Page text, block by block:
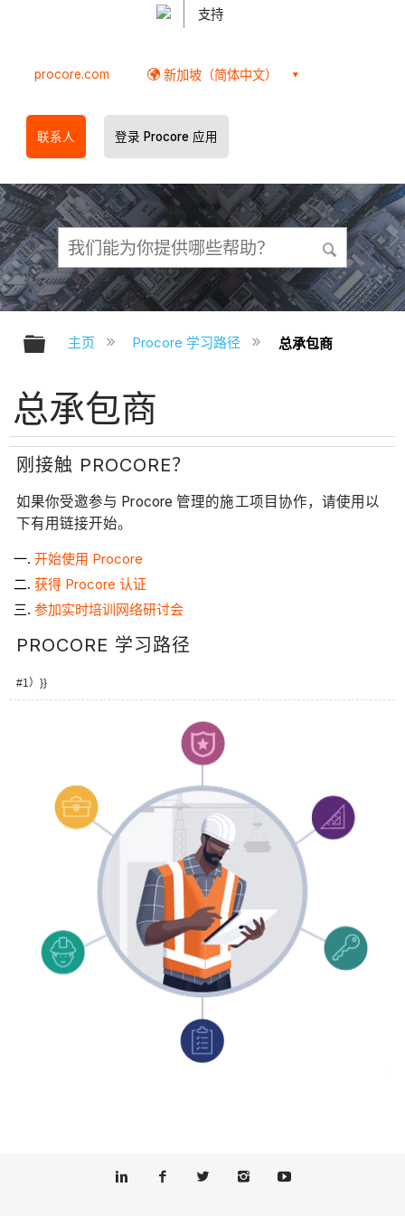
支持
procore.com 新加坡（简体中文）
联系人 登录 Procore 应用
扩展/隐缩全局层次
主页 Procore 学习路径 总承包商
总承包商
刚接触 PROCORE？
如果你受邀参与 Procore 管理的施工项目协作，请使用以
下有用链接开始。
开始使用 Procore
获得 Procore 认证
参加实时培训网络研讨会
PROCORE 学习路径
#1）}}